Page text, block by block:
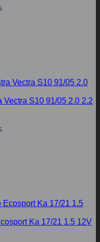
Vectra S10 91/05 2.0 2.2
Ka 17/21 1.5 12V